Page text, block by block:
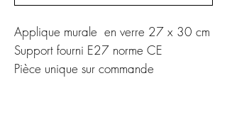
Applique murale en verre 27 x 30 cm
Support fourni E27 norme CE
Pièce unique sur commande